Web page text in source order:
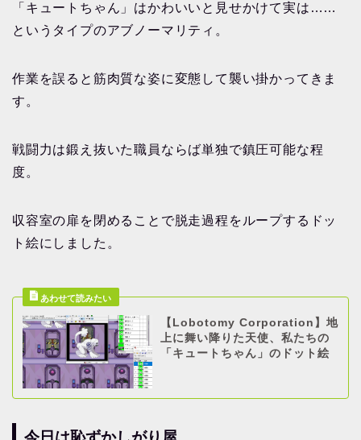
「キュートちゃん」はかわいいと見せかけて実は……
というタイプのアブノーマリティ。
作業を誤ると筋肉質な姿に変態して襲い掛かってきま
す。
戦闘力は鍛え抜いた職員ならば単独で鎮圧可能な程
度。
収容室の扉を閉めることで脱走過程をループするドッ
ト絵にしました。
【Lobotomy Corporation】地
上に舞い降りた天使、私たちの
「キュートちゃん」のドット絵